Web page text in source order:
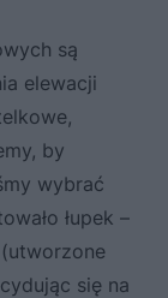
są
elewacji
by
wybrać
łupek –
się na